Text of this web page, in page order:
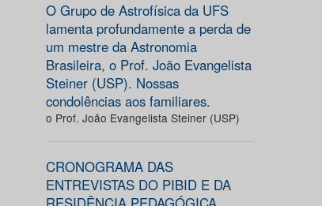
O Grupo de Astrofísica da UFS
lamenta profundamente a perda de
um mestre da Astronomia
Brasileira, o Prof. João Evangelista
Steiner (USP). Nossas
condolências aos familiares.
o Prof. João Evangelista Steiner (USP)
CRONOGRAMA DAS
ENTREVISTAS DO PIBID E DA